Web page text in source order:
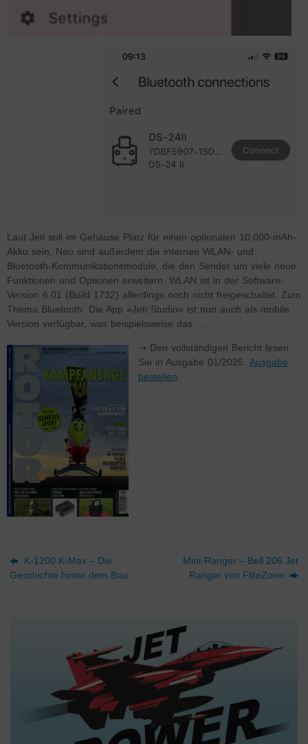
Laut Jeti soll im Gehäuse Platz für einen optionalen 10.000-mAh-
Akku sein. Neu sind außerdem die internen WLAN- und
Bluetooth-Kommunikationsmodule, die den Sender um viele neue
Funktionen und Optionen erweitern. WLAN ist in der Software-
Version 6.01 (Build 1732) allerdings noch nicht freigeschaltet. Zum
Thema Bluetooth: Die App »Jeti Studio« ist nun auch als mobile
Version verfügbar, was beispielsweise das …
⇢ Den vollständigen Bericht lesen
Sie in Ausgabe 01/2025. Ausgabe
bestellen
K-1200 K-Max – Die
Geschichte hinter dem Bau
Mini-Ranger – Bell 206 Jet
Ranger von FliteZone